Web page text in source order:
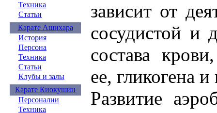
Техника
Статьи
Карате Ашихара
История
Персона
Техника
Статьи
Клубы и залы
Карате Киокушин
Персоналии
Техника
зависит от
сосудистой и
состава
ее, гликогена и
Развитие